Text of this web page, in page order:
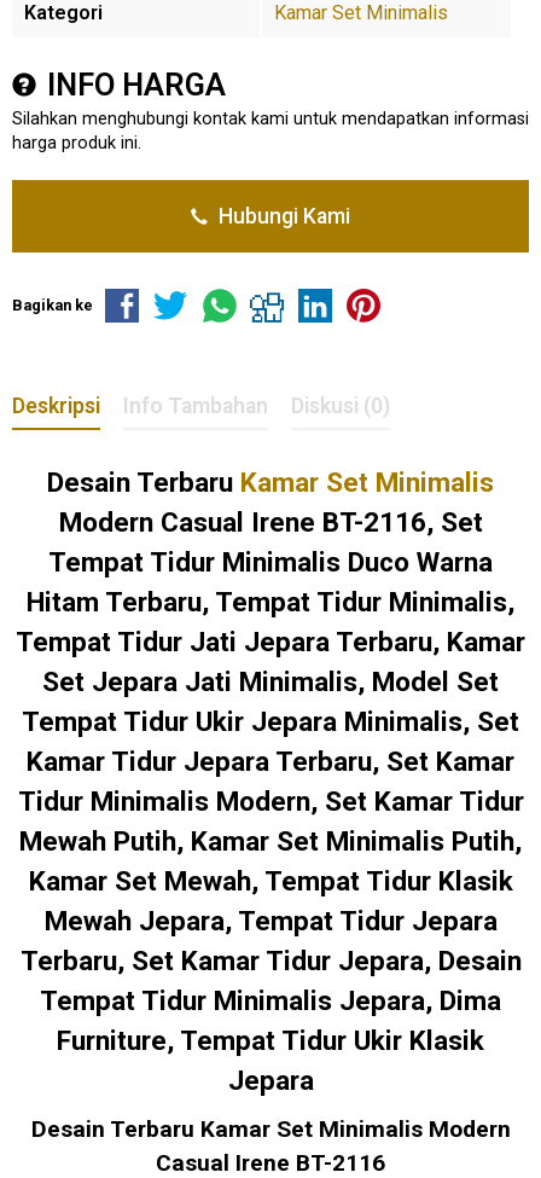
Kategori Kamar Set Minimalis
INFO HARGA
Silahkan menghubungi kontak kami untuk mendapatkan informasi
harga produk ini.
Hubungi Kami
Bagikan ke
Deskripsi Info Tambahan Diskusi (0)
Desain Terbaru Kamar Set Minimalis
Modern Casual Irene BT-2116, Set
Tempat Tidur Minimalis Duco Warna
Hitam Terbaru, Tempat Tidur Minimalis,
Tempat Tidur Jati Jepara Terbaru, Kamar
Set Jepara Jati Minimalis, Model Set
Tempat Tidur Ukir Jepara Minimalis, Set
Kamar Tidur Jepara Terbaru, Set Kamar
Tidur Minimalis Modern, Set Kamar Tidur
Mewah Putih, Kamar Set Minimalis Putih,
Kamar Set Mewah, Tempat Tidur Klasik
Mewah Jepara, Tempat Tidur Jepara
Terbaru, Set Kamar Tidur Jepara, Desain
Tempat Tidur Minimalis Jepara, Dima
Furniture, Tempat Tidur Ukir Klasik
Jepara
Desain Terbaru Kamar Set Minimalis Modern
Casual Irene BT-2116